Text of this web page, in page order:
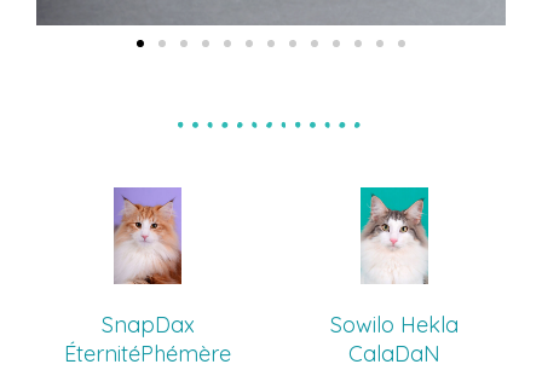
SnapDax
ÉternitéPhémère
Sowilo Hekla
CalaDaN